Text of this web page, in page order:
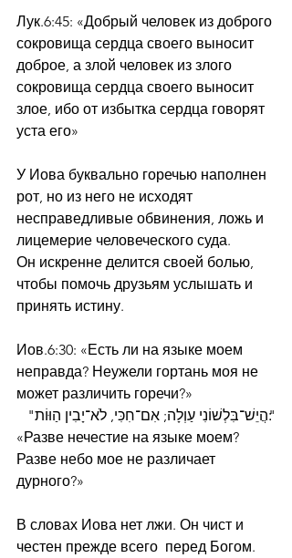
Лук.6:45: «Добрый человек из доброго
сокровища сердца своего выносит
доброе, а злой человек из злого
сокровища сердца своего выносит
злое, ибо от избытка сердца говорят
уста его»
У Иова буквально горечью наполнен
рот, но из него не исходят
несправедливые обвинения, ложь и
лицемерие человеческого суда.
Он искренне делится своей болью,
чтобы помочь друзьям услышать и
принять истину.
Иов.6:30: «Есть ли на языке моем
неправда? Неужели гортань моя не
может различить горечи?»
"׃הֲיֵשׁ־בִּלְשׁוֹנִי עַוְלָה; אִם־חִכִּי, לֹא־יָבִין הַוּוֹת"
«Разве нечестие на языке моем?
Разве небо мое не различает
дурного?»
В словах Иова нет лжи. Он чист и
честен прежде всего  перед Богом.